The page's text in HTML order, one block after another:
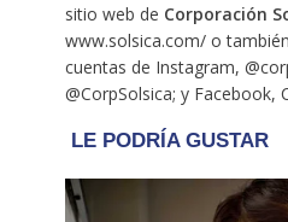
sitio web de Corporación
www.solsica.com/ o
cuentas de Instagram,
@CorpSolsica; y Facebook,